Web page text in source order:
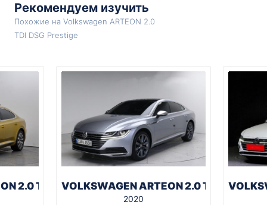
Рекомендуем изучить
Похожие на Volkswagen ARTEON 2.0
TDI DSG Prestige
2.0 TDI DSG PREMIUM
VOLKSWAGEN ARTEON 2.0 TDI DSG
2020